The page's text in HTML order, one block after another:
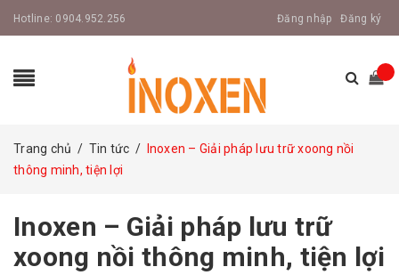
Hotline: 0904.952.256 Đăng nhập Đăng ký
Trang chủ / Tin tức /
Inoxen – Giải pháp lưu trữ xoong nồi
thông minh, tiện lợi
Inoxen – Giải pháp lưu trữ
xoong nồi thông minh, tiện lợi